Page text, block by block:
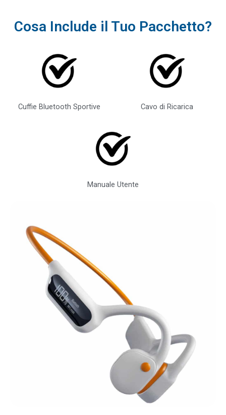
Cosa Include il Tuo Pacchetto?
Cuffie Bluetooth Sportive Cavo di Ricarica
Manuale Utente